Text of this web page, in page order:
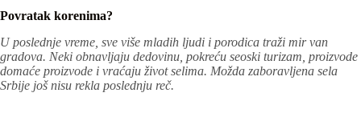
Povratak korenima?
U poslednje vreme, sve više mladih ljudi i porodica traži mir van
gradova. Neki obnavljaju dedovinu, pokreću seoski turizam, proizvode
domaće proizvode i vraćaju život selima. Možda zaboravljena sela
Srbije još nisu rekla poslednju reč.